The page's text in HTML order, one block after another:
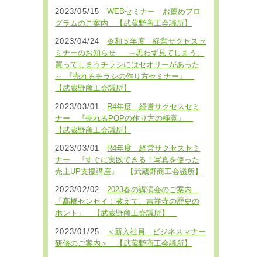
2023/05/15
WEBセミナー お薦めプロ
グラムのご案内 【武蔵野商工会議所】
2023/04/24
令和５年度 経営サクセスセ
ミナーのお知らせ ～思わず見てしまう、
買ってしまうチラシにはセオリーがあった
～ 『売れるチラシの作り方セミナー』
【武蔵野商工会議所】
2023/03/01
R4年度 経営サクセスセミ
ナー 『売れるPOPの作り方の極意』
【武蔵野商工会議所】
2023/03/01
R4年度 経営サクセスセミ
ナー 『すぐに実践できる！写真を使った
売上UP支援講座』 【武蔵野商工会議所】
2023/02/02
2023春の講演会のご案内
「髙橋センセイ！教えて、吉祥寺の歴史の
ホント」 【武蔵野商工会議所】
2023/01/25
＜新入社員 ビジネスマナー
研修のご案内＞ 【武蔵野商工会議所】